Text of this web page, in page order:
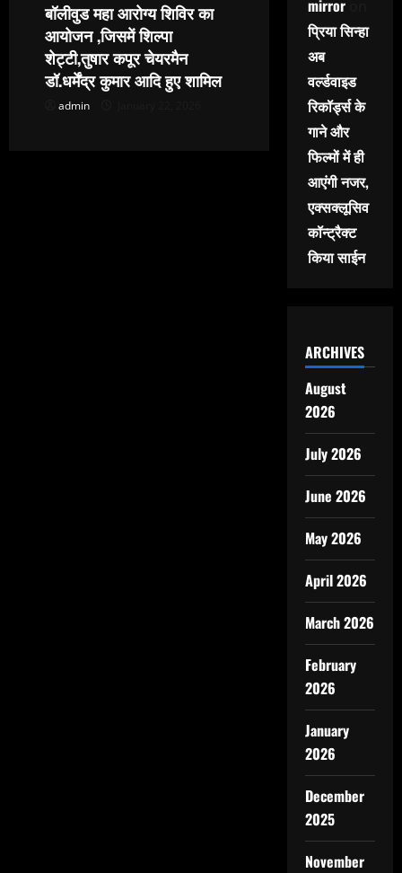
बॉलीवुड महा आरोग्य शिविर का
आयोजन ,जिसमें शिल्पा
शेट्टी,तुषार कपूर चेयरमैन
डॉ.धर्मेंद्र कुमार आदि हुए शामिल
admin
mirroron
प्रिया सिन्हा
अब
वर्ल्डवाइड
रिकॉर्ड्स के
गाने और
फिल्मों में ही
आएंगी नजर,
एक्सक्लूसिव
कॉन्ट्रैक्ट
किया साईन
ARCHIVES
August
2026
July 2026
June 2026
May 2026
April 2026
March 2026
February
2026
January
2026
December
2025
November